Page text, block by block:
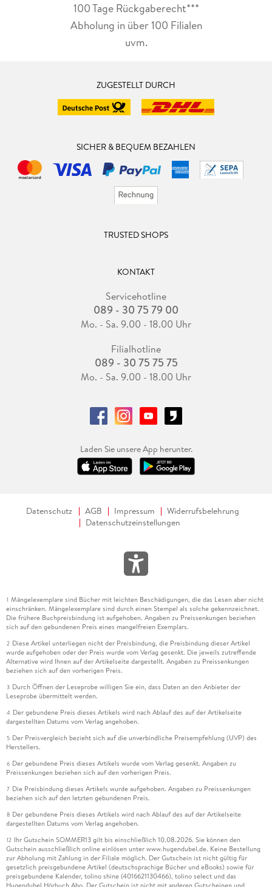
100 Tage Rückgaberecht***
Abholung in über 100 Filialen
uvm.
ZUGESTELLT DURCH
SICHER & BEQUEM BEZAHLEN
TRUSTED SHOPS
KONTAKT
Servicehotline
089 - 30 75 79 00
Mo. - Sa. 9.00 - 18.00 Uhr
Filialhotline
089 - 30 75 75 75
Mo. - Sa. 9.00 - 18.00 Uhr
Laden Sie unsere App herunter.
Datenschutz AGB Impressum
Widerrufsbelehrung
Datenschutzeinstellungen
1 Mängelexemplare sind Bücher mit leichten Beschädigungen, die das Lesen aber nicht
einschränken. Mängelexemplare sind durch einen Stempel als solche gekennzeichnet.
Die frühere Buchpreisbindung ist aufgehoben. Angaben zu Preissenkungen beziehen
sich auf den gebundenen Preis eines mangelfreien Exemplars.
2 Diese Artikel unterliegen nicht der Preisbindung, die Preisbindung dieser Artikel
wurde aufgehoben oder der Preis wurde vom Verlag gesenkt. Die jeweils zutreffende
Alternative wird Ihnen auf der Artikelseite dargestellt. Angaben zu Preissenkungen
beziehen sich auf den vorherigen Preis.
3 Durch Öffnen der Leseprobe willigen Sie ein, dass Daten an den Anbieter der
Leseprobe übermittelt werden.
4 Der gebundene Preis dieses Artikels wird nach Ablauf des auf der Artikelseite
dargestellten Datums vom Verlag angehoben.
5 Der Preisvergleich bezieht sich auf die unverbindliche Preisempfehlung (UVP) des
Herstellers.
6 Der gebundene Preis dieses Artikels wurde vom Verlag gesenkt. Angaben zu
Preissenkungen beziehen sich auf den vorherigen Preis.
7 Die Preisbindung dieses Artikels wurde aufgehoben. Angaben zu Preissenkungen
beziehen sich auf den letzten gebundenen Preis.
8 Der gebundene Preis dieses Artikels wird nach Ablauf des auf der Artikelseite
dargestellten Datums vom Verlag angehoben.
12 Ihr Gutschein SOMMER13 gilt bis einschließlich 10.08.2026. Sie können den
Gutschein ausschließlich online einlösen unter www.hugendubel.de. Keine Bestellung
zur Abholung mit Zahlung in der Filiale möglich. Der Gutschein ist nicht gültig für
gesetzlich preisgebundene Artikel (deutschsprachige Bücher und eBooks) sowie für
preisgebundene Kalender, tolino shine (4016621130466), tolino select und das